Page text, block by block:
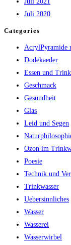
Juli 2020
Categories
AcrylPyramide
Dodekaeder
Essen und
Geschmack
Gesundheit
Glas
Leid und Segen
Ozon im
Poesie
Technik und
Trinkwasser
Uebersinnliches
Wasser
Wasserei
Wasserwirbel